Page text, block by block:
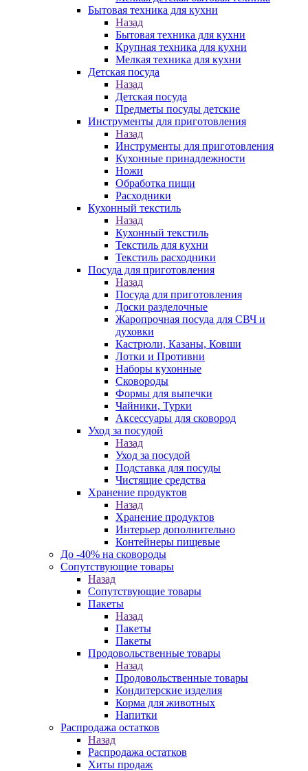
Бытовая техника для кухни
Назад
Бытовая техника для кухни
Крупная техника для кухни
Мелкая техника для кухни
Детская посуда
Назад
Детская посуда
Предметы посуды детские
Инструменты для приготовления
Назад
Инструменты для приготовления
Кухонные принадлежности
Ножи
Обработка пищи
Расходники
Кухонный текстиль
Назад
Кухонный текстиль
Текстиль для кухни
Текстиль расходники
Посуда для приготовления
Назад
Посуда для приготовления
Доски разделочные
Жаропрочная посуда для СВЧ и
духовки
Кастрюли, Казаны, Ковши
Лотки и Противни
Наборы кухонные
Сковороды
Формы для выпечки
Чайники, Турки
Аксессуары для сковород
Уход за посудой
Назад
Уход за посудой
Подставка для посуды
Чистящие средства
Хранение продуктов
Назад
Хранение продуктов
Интерьер дополнительно
Контейнеры пищевые
До -40% на сковороды
Сопутствующие товары
Назад
Сопутствующие товары
Пакеты
Назад
Пакеты
Пакеты
Продовольственные товары
Назад
Продовольственные товары
Кондитерские изделия
Корма для животных
Напитки
Распродажа остатков
Назад
Распродажа остатков
Хиты продаж